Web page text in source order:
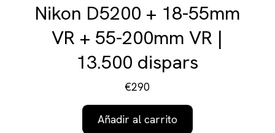
Nikon D5200 + 18-55mm
VR + 55-200mm VR |
13.500 dispars
€290
Añadir al carrito